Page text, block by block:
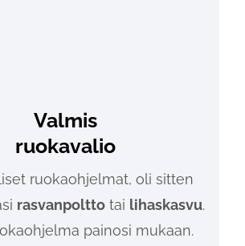
Valmis
ruokavalio
ruokaohjelmat, oli sitten
rasvanpoltto tai lihaskasvu.
painosi mukaan.